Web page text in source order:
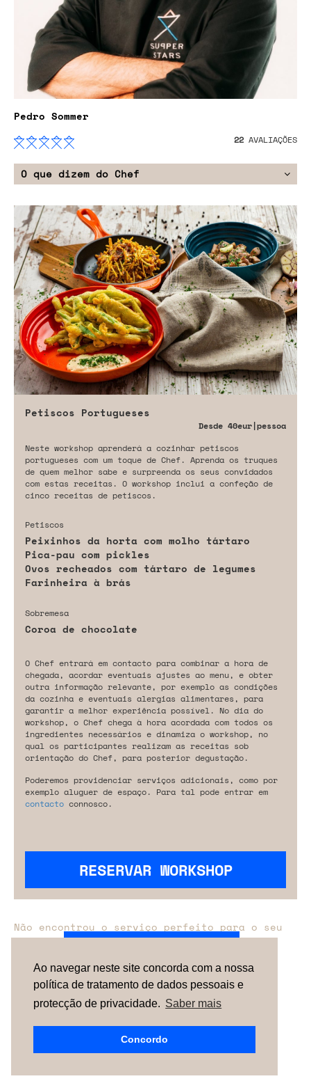
Ao navegar neste site concorda com a nossa
política de tratamento de dados pessoais e
protecção de privacidade. Saber mais
Concordo
Pedro Sommer
22 AVALIAÇÕES
O que dizem do Chef
Petiscos Portugueses
Desde 40eur|pessoa
Neste workshop aprenderá a cozinhar petiscos
portugueses com um toque de Chef. Aprenda os truques
de quem melhor sabe e surpreenda os seus convidados
com estas receitas. O workshop inclui a confeção de
cinco receitas de petiscos.
Petiscos
Peixinhos da horta com molho tártaro
Pica-pau com pickles
Ovos recheados com tártaro de legumes
Farinheira à brás
Sobremesa
Coroa de chocolate
O Chef entrará em contacto para combinar a hora de
chegada, acordar eventuais ajustes ao menu, e obter
outra informação relevante, por exemplo as condições
da cozinha e eventuais alergias alimentares, para
garantir a melhor experiência possível. No dia do
workshop, o Chef chega à hora acordada com todos os
ingredientes necessários e dinamiza o workshop, no
qual os participantes realizam as receitas sob
orientação do Chef, para posterior degustação.
Poderemos providenciar serviços adicionais, como por
exemplo aluguer de espaço. Para tal pode entrar em
contacto connosco.
RESERVAR WORKSHOP
Não encontrou o serviço perfeito para o seu
evento?
Entre em contacto connosco.
TERMOS & CONDIÇÕES SOBRE NÓS
COMO
FUNCIONA
CONTACTOS
NEWSLETTER
ESPAÑA | PORTUGAL| UNITED KINGDOM